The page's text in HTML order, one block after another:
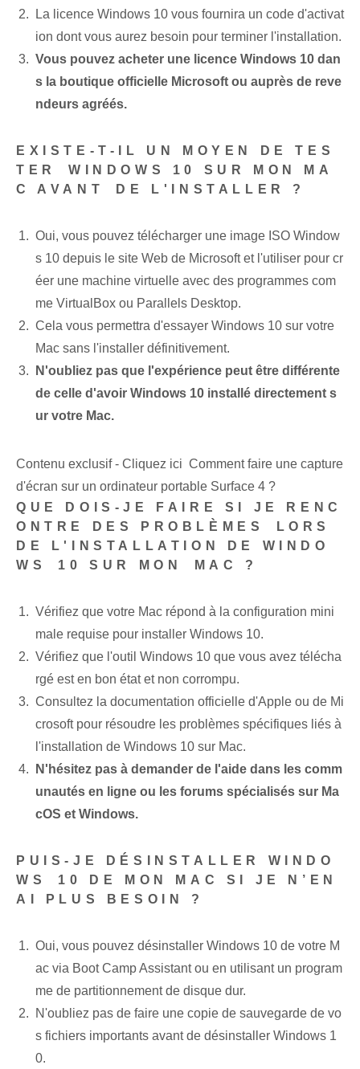
La licence Windows 10 vous fournira un code d'activat
ion dont vous aurez besoin pour terminer l'installation.
Vous pouvez acheter une licence Windows 10 dan
s la boutique officielle Microsoft ou auprès de reve
ndeurs agréés.
EXISTE-T-IL UN MOYEN DE TES
TER⁢ WINDOWS 10​ SUR MON MA
C AVANT⁢ DE L'INSTALLER ?
Oui, vous pouvez télécharger une image ISO Window
s 10 depuis le site Web de Microsoft et l'utiliser pour cr
éer une machine virtuelle avec des programmes com
me VirtualBox ou Parallels Desktop.
Cela vous permettra d'essayer Windows 10 sur votre
Mac sans l'installer définitivement.
N'oubliez pas que l'expérience peut être différente
de celle d'avoir Windows 10 installé directement s
ur votre Mac.
Contenu exclusif - Cliquez ici Comment faire une capture
d'écran sur un ordinateur portable Surface 4 ?
QUE DOIS-JE FAIRE SI JE RENC
ONTRE DES PROBLÈMES⁢ LORS
DE‌ L'INSTALLATION DE WINDO
WS ⁤10 SUR MON ⁣MAC ?
Vérifiez que votre Mac répond à la configuration mini
male requise pour installer Windows 10.
Vérifiez que l'outil Windows 10 que vous avez télécha
rgé est en bon état et non corrompu.
Consultez la documentation officielle d'Apple ou de Mi
crosoft pour résoudre les problèmes spécifiques liés à
l'installation de Windows 10 sur Mac.
N'hésitez pas à demander de l'aide dans les comm
unautés en ligne ou les forums spécialisés sur Ma
cOS et Windows.
PUIS-JE DÉSINSTALLER WINDO
WS⁢ 10 DE MON MAC SI JE N’EN
AI PLUS BESOIN ?
Oui, vous pouvez désinstaller Windows 10 de votre M
ac via Boot Camp Assistant ou ⁤en utilisant ⁤un program
me de partitionnement de disque dur.
N'oubliez pas de faire une copie de sauvegarde de vo
s fichiers importants avant de désinstaller Windows 1
0.